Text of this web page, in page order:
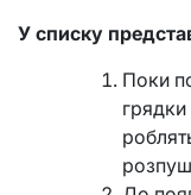
У списку
Поки